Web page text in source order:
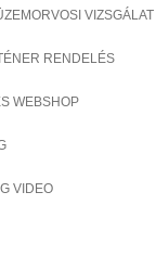
VIZSGÁLAT
RENDELÉS
WEBSHOP
VIDEO